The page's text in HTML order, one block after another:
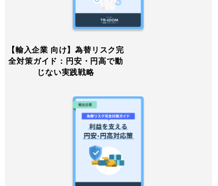
【輸入企業 向け】為替リスク完
全対策ガイド：円安・円高で動
じない実践戦略